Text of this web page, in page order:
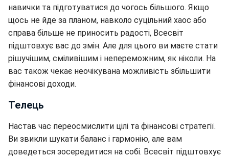
навички та підготуватися до чогось більшого. Якщо
щось не йде за планом, навколо суцільний хаос або
справа більше не приносить радості, Всесвіт
підштовхує вас до змін. Але для цього ви маєте стати
рішучішим, сміливішим і непереможним, як ніколи. На
вас також чекає неочікувана можливість збільшити
фінансові доходи.
Телець
Настав час переосмислити цілі та фінансові стратегії.
Ви звикли шукати баланс і гармонію, але вам
доведеться зосередитися на собі. Всесвіт підштовхує